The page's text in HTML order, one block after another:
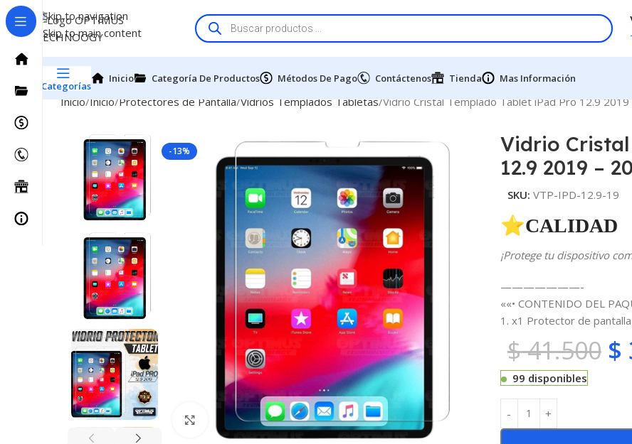
Skip to navigation
Skip to main content
Categorías
Inicio Categoría De Productos Métodos De Pago Contáctenos Tienda Mas Información
Inicio Inicio Protectores de Pantalla Vidrios Templados Tabletas Vidrio Cristal Templado Tablet iPad Pro 12.9
-13%
Click to enlarge
Vidrio
12.9 2019 –
SKU: VTP-IPD-12.9-19
¡Protege tu dispositivo
———————-
««• CONTENIDO DEL
1. x1 Protector de
$41.500 $
99 disponibles